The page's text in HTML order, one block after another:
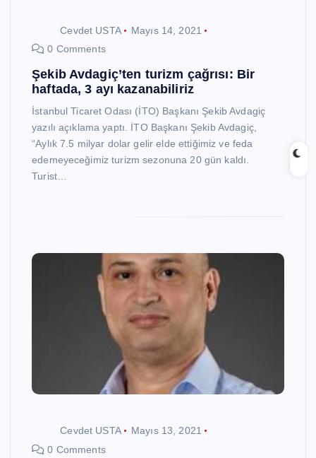
Cevdet USTA
Mayıs 14, 2021
0 Comments
Şekib Avdagiç’ten turizm çağrısı: Bir
haftada, 3 ayı kazanabiliriz
İstanbul Ticaret Odası (İTO) Başkanı Şekib Avdagiç
yazılı açıklama yaptı. İTO Başkanı Şekib Avdagiç,
“Aylık 7.5 milyar dolar gelir elde ettiğimiz ve feda
edemeyeceğimiz turizm sezonuna 20 gün kaldı.
Turist…
Cevdet USTA
Mayıs 13, 2021
0 Comments